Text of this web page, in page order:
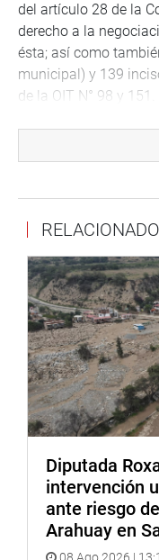
del artículo 28 de la
derecho a la
ésta; así como
municipal) y 139
de la OIT N° 98 y 151.
Adicionalmente,
del Tribunal
millón doscientos mil
“El congresista
derogación no están
una demanda de
2020, lo cual es un
averiguará estado
Asimismo,
Constitución
interregno, debe
“Se ha dicho en
celeridad los DU que
coordinador del
Diputada
intervención
ante riesgo
Arahuay en